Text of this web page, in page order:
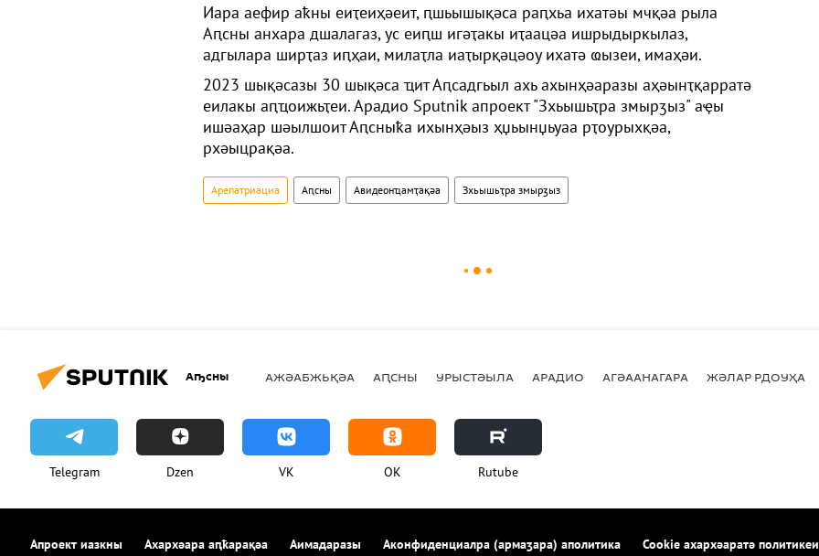
Иара аефир аҟны еиҭеиҳәеит, ԥшьышықәса раԥхьа ихатәы мчқәа рыла
Аԥсны анхара дшалагаз, ус еиԥш игәҭакы иҭаацәа ишрыдыркылаз,
адгылара ширҭаз иԥҳаи, милаҭла иаҭырқәцәоу ихатә ҩызеи, имаҳәи.
2023 шықәсазы 30 шықәса ҵит Аԥсадгьыл ахь ахынҳәаразы аҳәынҭқарратә
еилакы аԥҵоижьҭеи. Арадио Sputnik апроект "Зхьышьҭра змырӡыз" аҿы
ишәаҳар шәылшоит Аԥсныҟа ихынҳәыз ҳџьынџьуаа рҭоурыхқәа,
рхәыцрақәа.
Арепатриациа Аԥсны Авидеонҵамҭақәа Зхьышьҭра змырӡыз
Аҧсны АЖӘАБЖЬҚӘА АԤСНЫ УРЫСТӘЫЛА АРАДИО АГӘААНАГАРА ЖӘЛАР РДОУҲА
Telegram Dzen VK OK Rutube
Апроект иазкны Ахархәара аԥҟарақәа Аимадаразы Аконфиденциалра (армаӡара) аполитика Cookie ахархәаратә